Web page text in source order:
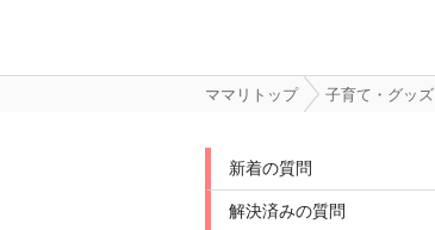
ママリトップ 子育て・グッズ
新着の質問
解決済みの質問